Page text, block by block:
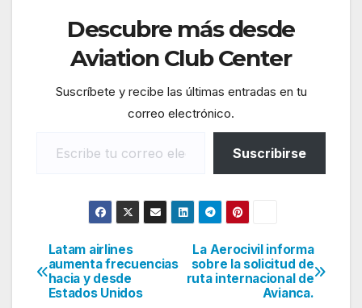
Descubre más desde
Aviation Club Center
Suscríbete y recibe las últimas entradas en tu
correo electrónico.
Suscribirse
Navegación
de
La Aerocivil informa
sobre la solicitud de
ruta internacional de
Avianca.
Latam airlines
aumenta frecuencias
hacia y desde
Estados Unidos